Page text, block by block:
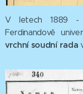
V letech 1889 -
Ferdinandově
vrchní soudní rada